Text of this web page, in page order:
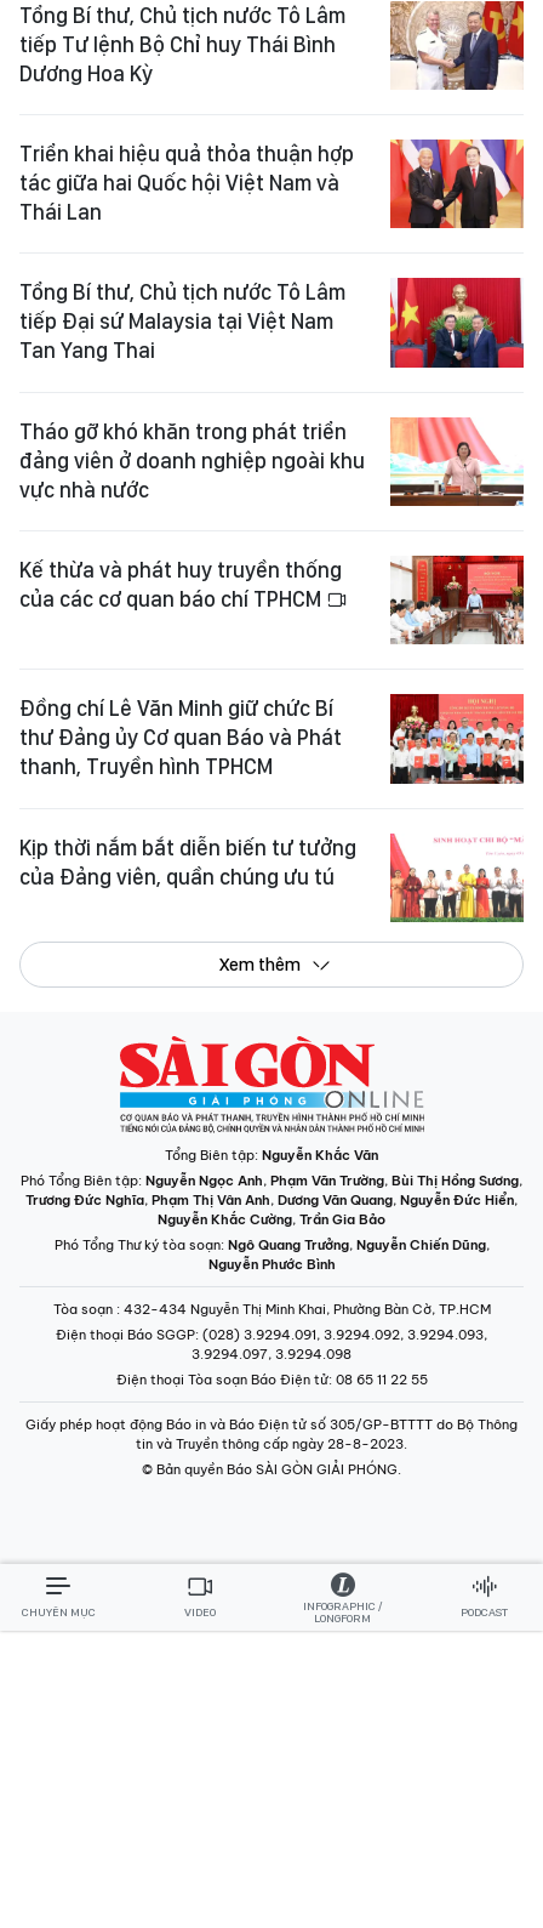
Tổng Bí thư, Chủ tịch nước Tô Lâm
tiếp Tư lệnh Bộ Chỉ huy Thái Bình
Dương Hoa Kỳ
Triển khai hiệu quả thỏa thuận hợp
tác giữa hai Quốc hội Việt Nam và
Thái Lan
Tổng Bí thư, Chủ tịch nước Tô Lâm
tiếp Đại sứ Malaysia tại Việt Nam
Tan Yang Thai
Tháo gỡ khó khăn trong phát triển
đảng viên ở doanh nghiệp ngoài khu
vực nhà nước
Kế thừa và phát huy truyền thống
của các cơ quan báo chí TPHCM
Đồng chí Lê Văn Minh giữ chức Bí
thư Đảng ủy Cơ quan Báo và Phát
thanh, Truyền hình TPHCM
Kịp thời nắm bắt diễn biến tư tưởng
của Đảng viên, quần chúng ưu tú
Xem thêm
Tổng Biên tập: Nguyễn Khắc Văn
Phó Tổng Biên tập: Nguyễn Ngọc Anh, Phạm Văn Trường, Bùi Thị Hồng Sương,
Trương Đức Nghĩa, Phạm Thị Vân Anh, Dương Văn Quang, Nguyễn Đức Hiển,
Nguyễn Khắc Cường, Trần Gia Bảo
Phó Tổng Thư ký tòa soạn: Ngô Quang Trưởng, Nguyễn Chiến Dũng,
Nguyễn Phước Bình
Tòa soạn : 432-434 Nguyễn Thị Minh Khai, Phường Bàn Cờ, TP.HCM
Điện thoại Báo SGGP: (028) 3.9294.091, 3.9294.092, 3.9294.093,
3.9294.097, 3.9294.098
Điện thoại Tòa soạn Báo Điện tử: 08 65 11 22 55
Giấy phép hoạt động Báo in và Báo Điện tử số 305/GP-BTTTT do Bộ Thông
tin và Truyền thông cấp ngày 28-8-2023.
© Bản quyền Báo SÀI GÒN GIẢI PHÓNG.
CHUYÊN MỤC VIDEO
INFOGRAPHIC /
LONGFORM
PODCAST